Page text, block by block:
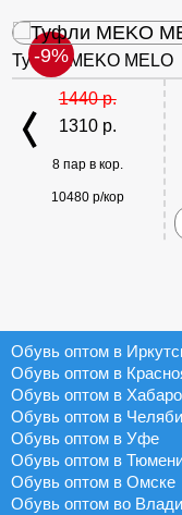
-9%
Туфли MEKO MELO
1440 р.
1310 р.
8 пар в кор.
10480 р/кор
Обувь оптом в
Обувь оптом в
Обувь оптом в
Обувь оптом в
Обувь оптом в Уфе
Обувь оптом в
Обувь оптом в Омске
Обувь оптом во